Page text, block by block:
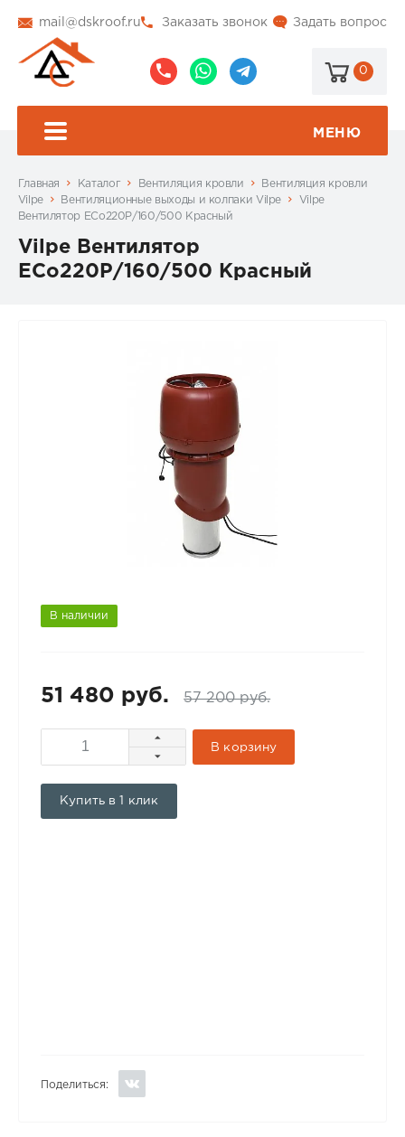
mail@dskroof.ru Задать вопрос
Заказать звонок
0
МЕНЮ
Главная Каталог Вентиляция кровли
Вентиляция кровли
Vilpe
Вентиляционные выходы и колпаки Vilpe
Vilpe
Вентилятор ECo220Р/160/500 Красный
Vilpe Вентилятор
ECo220Р/160/500 Красный
В наличии
51 480 руб. 57 200 руб.
В корзину
Купить в 1 клик
Поделиться: